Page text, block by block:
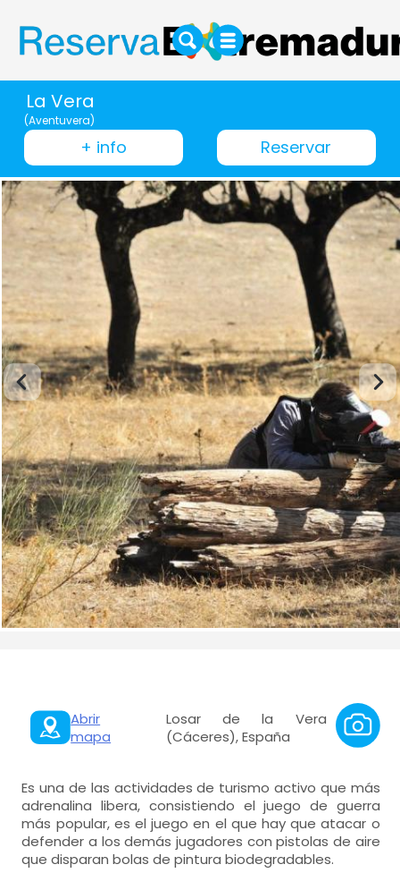
La Vera
(Aventuvera)
+ info Reservar
Abrir
mapa
Losar de la Vera
(Cáceres), España
Es una de las actividades de turismo activo que más
adrenalina libera, consistiendo el juego de guerra
más popular, es el juego en el que hay que atacar o
defender a los demás jugadores con pistolas de aire
que disparan bolas de pintura biodegradables.